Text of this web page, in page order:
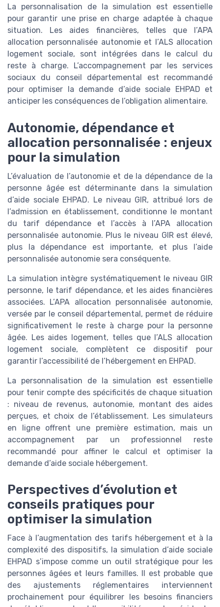
La personnalisation de la simulation est essentielle
pour garantir une prise en charge adaptée à chaque
situation. Les aides financières, telles que l’APA
allocation personnalisée autonomie et l’ALS allocation
logement sociale, sont intégrées dans le calcul du
reste à charge. L’accompagnement par les services
sociaux du conseil départemental est recommandé
pour optimiser la demande d’aide sociale EHPAD et
anticiper les conséquences de l’obligation alimentaire.
Autonomie, dépendance et
allocation personnalisée : enjeux
pour la simulation
L’évaluation de l’autonomie et de la dépendance de la
personne âgée est déterminante dans la simulation
d’aide sociale EHPAD. Le niveau GIR, attribué lors de
l’admission en établissement, conditionne le montant
du tarif dépendance et l’accès à l’APA allocation
personnalisée autonomie. Plus le niveau GIR est élevé,
plus la dépendance est importante, et plus l’aide
personnalisée autonomie sera conséquente.
La simulation intègre systématiquement le niveau GIR
personne, le tarif dépendance, et les aides financières
associées. L’APA allocation personnalisée autonomie,
versée par le conseil départemental, permet de réduire
significativement le reste à charge pour la personne
âgée. Les aides logement, telles que l’ALS allocation
logement sociale, complètent ce dispositif pour
garantir l’accessibilité de l’hébergement en EHPAD.
La personnalisation de la simulation est essentielle
pour tenir compte des spécificités de chaque situation
: niveau de revenus, autonomie, montant des aides
perçues, et choix de l’établissement. Les simulateurs
en ligne offrent une première estimation, mais un
accompagnement par un professionnel reste
recommandé pour affiner le calcul et optimiser la
demande d’aide sociale hébergement.
Perspectives d’évolution et
conseils pratiques pour
optimiser la simulation
Face à l’augmentation des tarifs hébergement et à la
complexité des dispositifs, la simulation d’aide sociale
EHPAD s’impose comme un outil stratégique pour les
personnes âgées et leurs familles. Il est probable que
des ajustements réglementaires interviennent
prochainement pour équilibrer les besoins financiers